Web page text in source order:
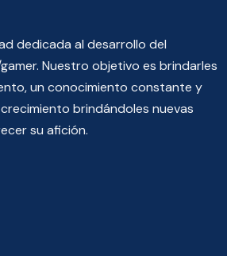
dedicada al desarrollo del
Nuestro objetivo es brindarles
un conocimiento constante y
brindándoles nuevas
su afición.